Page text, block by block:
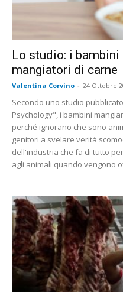
Lo studio: i bambini
mangiatori di carne
Valentina Corvino - 24 Ottobre
Secondo uno studio
Psychology", i bambini
perché ignorano che sono
genitori a svelare verità
dell'industria che fa di tutto
agli animali quando vengono